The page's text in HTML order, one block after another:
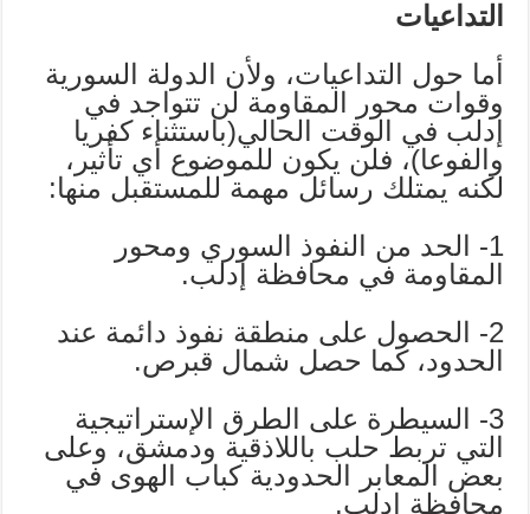
التداعيات
أما حول التداعيات، ولأن الدولة السورية
وقوات محور المقاومة لن تتواجد في
إدلب في الوقت الحالي(باستثناء كفريا
والفوعا)، فلن يكون للموضوع أي تأثير،
لكنه يمتلك رسائل مهمة للمستقبل منها:
1- الحد من النفوذ السوري ومحور
المقاومة في محافظة إدلب.
2- الحصول على منطقة نفوذ دائمة عند
الحدود، كما حصل شمال قبرص.
3- السيطرة على الطرق الإستراتيجية
التي تربط حلب باللاذقية ودمشق، وعلى
بعض المعابر الحدودية كباب الهوى في
محافظة إدلب.